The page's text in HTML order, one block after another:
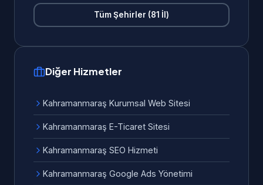
Tüm Şehirler (81 İl)
Diğer Hizmetler
Kahramanmaraş Kurumsal Web Sitesi
Kahramanmaraş E-Ticaret Sitesi
Kahramanmaraş SEO Hizmeti
Kahramanmaraş Google Ads Yönetimi